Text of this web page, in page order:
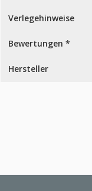
Verlegehinweise
Bewertungen *
Hersteller